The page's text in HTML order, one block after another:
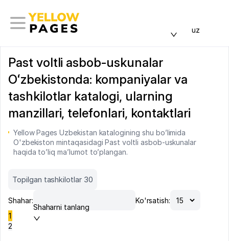
uz
Past voltli asbob-uskunalar
Oʻzbekistonda: kompaniyalar va
tashkilotlar katalogi, ularning
manzillari, telefonlari, kontaktlari
Yellow Pages Uzbekistan katalogining shu bo’limida
O'zbekiston mintaqasidagi Past voltli asbob-uskunalar
haqida to’liq ma’lumot to’plangan.
Topilgan tashkilotlar 30
Shahar:
Shaharni tanlang
Ko'rsatish:
1
2